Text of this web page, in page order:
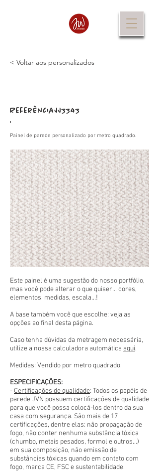
< Voltar aos personalizados
Referência
:
JJ3343
Painel de parede personalizado por metro quadrado.
Este painel é uma sugestão do nosso portfólio,
mas você pode alterar o que quiser... cores,
elementos, medidas, escala...!
A base também você que escolhe: veja as
opções ao final desta página.
Caso tenha dúvidas da metragem necessária,
utilize a nossa calculadora automática aqui.
Medidas: Vendido por metro quadrado.
ESPECIFICAÇÕES:
- Certificações de qualidade: Todos os papéis de
parede JVN possuem certificações de qualidade
para que você possa colocá-los dentro da sua
casa com segurança. São mais de 17
certificações, dentre elas: não propagação de
fogo, não conter nenhuma substância tóxica
(chumbo, metais pesados, formol e outros...)
em sua composição, não emissão de
substâncias tóxicas quando em contato com
fogo, marca CE, FSC e sustentabilidade.